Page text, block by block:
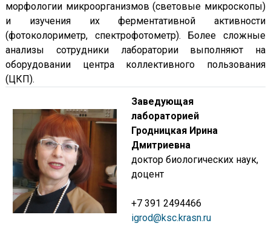
морфологии микроорганизмов (световые микроскопы)
и изучения их ферментативной активности
(фотоколориметр, спектрофотометр). Более сложные
анализы сотрудники лаборатории выполняют на
оборудовании центра коллективного пользования
(ЦКП).
Заведующая
лабораторией
Гродницкая Ирина
Дмитриевна
доктор биологических наук,
доцент
+7 391 2494466
igrod@ksc.krasn.ru